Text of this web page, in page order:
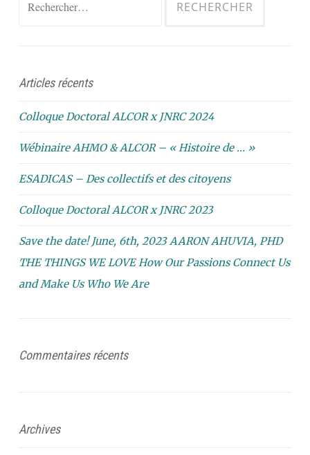
Articles récents
Colloque Doctoral ALCOR x JNRC 2024
Wébinaire AHMO & ALCOR – « Histoire de … »
ESADICAS – Des collectifs et des citoyens
Colloque Doctoral ALCOR x JNRC 2023
Save the date! June, 6th, 2023 AARON AHUVIA, PHD
THE THINGS WE LOVE How Our Passions Connect Us
and Make Us Who We Are
Commentaires récents
Archives